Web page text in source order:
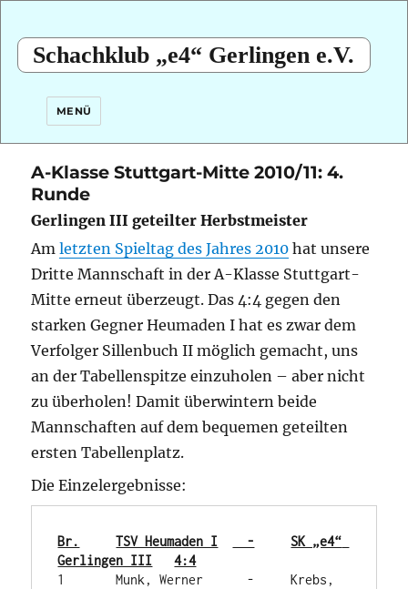
Schachklub „e4“ Gerlingen e.V.
MENÜ
A-Klasse Stuttgart-Mitte 2010/11: 4.
Runde
Gerlingen III geteilter Herbstmeister
Amletzten Spieltag des Jahres 2010 hat unsere
Dritte Mannschaft in der A-Klasse Stuttgart-
Mitte erneut überzeugt. Das 4:4 gegen den
starken Gegner Heumaden I hat es zwar dem
Verfolger Sillenbuch II möglich gemacht, uns
an der Tabellenspitze einzuholen – aber nicht
zu überholen! Damit überwintern beide
Mannschaften auf dem bequemen geteilten
ersten Tabellenplatz.
Die Einzelergebnisse:
Br.	TSV Heumaden I	  -	SK „e4“
Gerlingen III	4:4
1	Munk, Werner	  -	Krebs,